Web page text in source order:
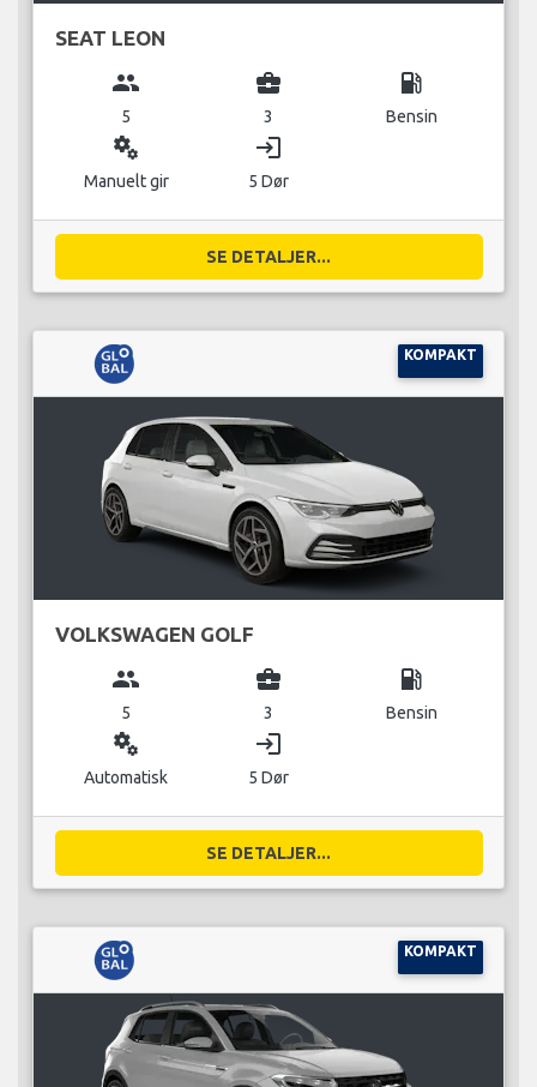
SEAT LEON
group
5
business_center
3
local_gas_station
Bensin
miscellaneous_services
Manuelt gir
login
5 Dør
SE DETALJER...
KOMPAKT
VOLKSWAGEN GOLF
group
5
business_center
3
local_gas_station
Bensin
miscellaneous_services
Automatisk
login
5 Dør
SE DETALJER...
KOMPAKT